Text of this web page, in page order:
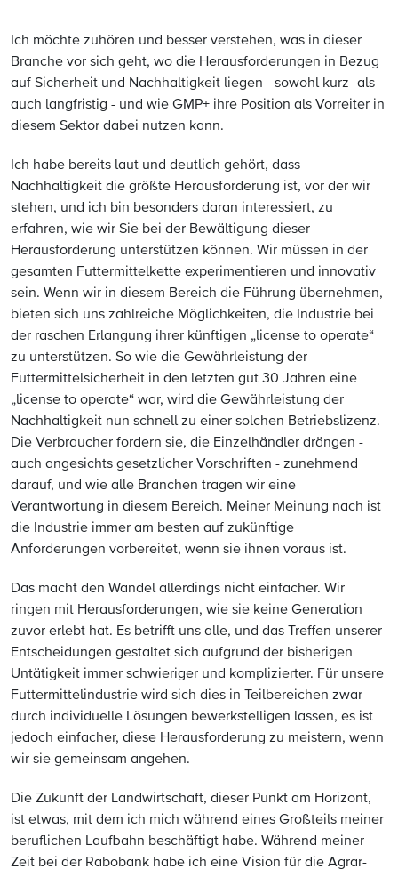
Ich möchte zuhören und besser verstehen, was in dieser
Branche vor sich geht, wo die Herausforderungen in Bezug
auf Sicherheit und Nachhaltigkeit liegen - sowohl kurz- als
auch langfristig - und wie GMP+ ihre Position als Vorreiter in
diesem Sektor dabei nutzen kann.
Ich habe bereits laut und deutlich gehört, dass
Nachhaltigkeit die größte Herausforderung ist, vor der wir
stehen, und ich bin besonders daran interessiert, zu
erfahren, wie wir Sie bei der Bewältigung dieser
Herausforderung unterstützen können. Wir müssen in der
gesamten Futtermittelkette experimentieren und innovativ
sein. Wenn wir in diesem Bereich die Führung übernehmen,
bieten sich uns zahlreiche Möglichkeiten, die Industrie bei
der raschen Erlangung ihrer künftigen „license to operate“
zu unterstützen. So wie die Gewährleistung der
Futtermittelsicherheit in den letzten gut 30 Jahren eine
„license to operate“ war, wird die Gewährleistung der
Nachhaltigkeit nun schnell zu einer solchen Betriebslizenz.
Die Verbraucher fordern sie, die Einzelhändler drängen -
auch angesichts gesetzlicher Vorschriften - zunehmend
darauf, und wie alle Branchen tragen wir eine
Verantwortung in diesem Bereich. Meiner Meinung nach ist
die Industrie immer am besten auf zukünftige
Anforderungen vorbereitet, wenn sie ihnen voraus ist.
Das macht den Wandel allerdings nicht einfacher. Wir
ringen mit Herausforderungen, wie sie keine Generation
zuvor erlebt hat. Es betrifft uns alle, und das Treffen unserer
Entscheidungen gestaltet sich aufgrund der bisherigen
Untätigkeit immer schwieriger und komplizierter. Für unsere
Futtermittelindustrie wird sich dies in Teilbereichen zwar
durch individuelle Lösungen bewerkstelligen lassen, es ist
jedoch einfacher, diese Herausforderung zu meistern, wenn
wir sie gemeinsam angehen.
Die Zukunft der Landwirtschaft, dieser Punkt am Horizont,
ist etwas, mit dem ich mich während eines Großteils meiner
beruflichen Laufbahn beschäftigt habe. Während meiner
Zeit bei der Rabobank habe ich eine Vision für die Agrar-